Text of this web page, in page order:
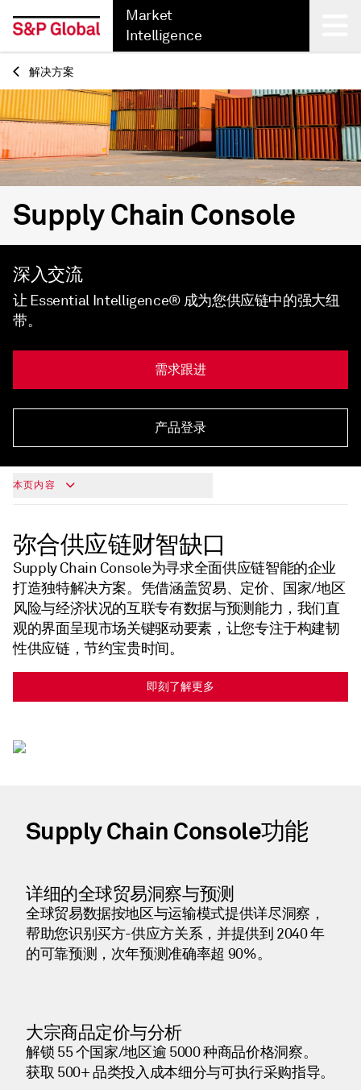
Market
Intelligence
Back
解决方案
Supply Chain Console
深入交流
让 Essential Intelligence® 成为您供应链中的强大纽
带。
需求跟进
产品登录
本页内容
弥合供应链财智缺口
Supply Chain Console为寻求全面供应链智能的企业
打造独特解决方案。凭借涵盖贸易、定价、国家/地区
风险与经济状况的互联专有数据与预测能力，我们直
观的界面呈现市场关键驱动要素，让您专注于构建韧
性供应链，节约宝贵时间。
即刻了解更多
Supply Chain Console功能
详细的全球贸易洞察与预测
全球贸易数据按地区与运输模式提供详尽洞察，
帮助您识别买方-供应方关系，并提供到 2040 年
的可靠预测，次年预测准确率超 90%。
大宗商品定价与分析
解锁 55 个国家/地区逾 5000 种商品价格洞察。
获取 500+ 品类投入成本细分与可执行采购指导。